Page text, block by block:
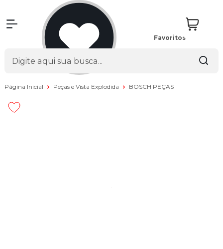
Favoritos
Página Inicial Peças e Vista Explodida BOSCH PEÇAS